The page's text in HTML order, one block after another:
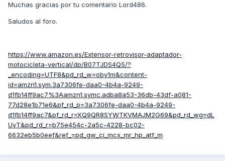
Muchas gracias por tu comentario Lord486.
Saludos al foro.
https://www.amazon.es/Extensor-retrovisor-adaptador-
motocicleta-vertical/dp/B07TJDS4Q5/?
_encoding=UTF8&pd_rd_w=oby1m&content-
id=amzn1.sym.3a7306fe-daa0-4b4a-9249-
d1fb14ff9ac7%3Aamzn1.symc.adba8a53-36db-43df-a081-
77d28e1b71e6&pf_rd_p=3a7306fe-daa0-4b4a-9249-
d1fb14ff9ac7&pf_rd_r=XQ9QR8SYWTKVMAJM2G69&pd_rd_wg=dL
UvT&pd_rd_r=b75e454c-2a5c-4228-bc02-
6632eb5b0eef&ref_=pd_gw_ci_mcx_mr_hp_atf_m